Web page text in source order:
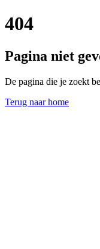
404
Pagina niet
De pagina die je zoekt
Terug naar home